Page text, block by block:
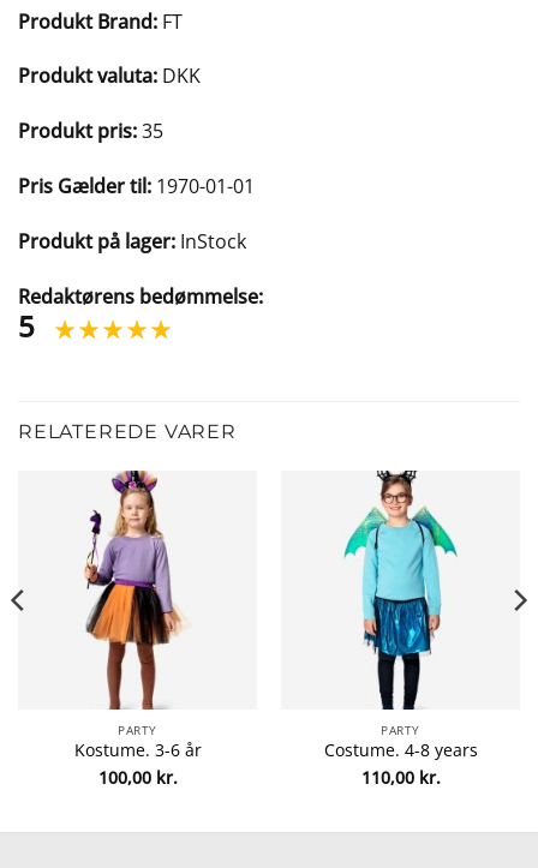
Produkt Brand: FT
Produkt valuta: DKK
Produkt pris:35
Pris Gælder til: 1970-01-01
Produkt på lager: InStock
Redaktørens bedømmelse:
5
RELATEREDE VARER
PARTY
Kostume. 3-6 år
100,00 kr.
PARTY
Costume. 4-8 years
110,00 kr.